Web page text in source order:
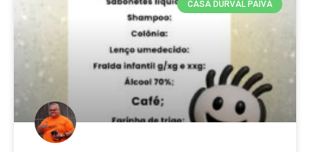
CASA DURVAL PAIVA